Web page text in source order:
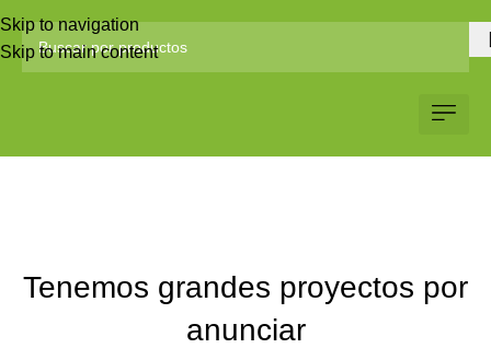
Skip to navigation
Skip to main content
Tenemos grandes proyectos por
anunciar